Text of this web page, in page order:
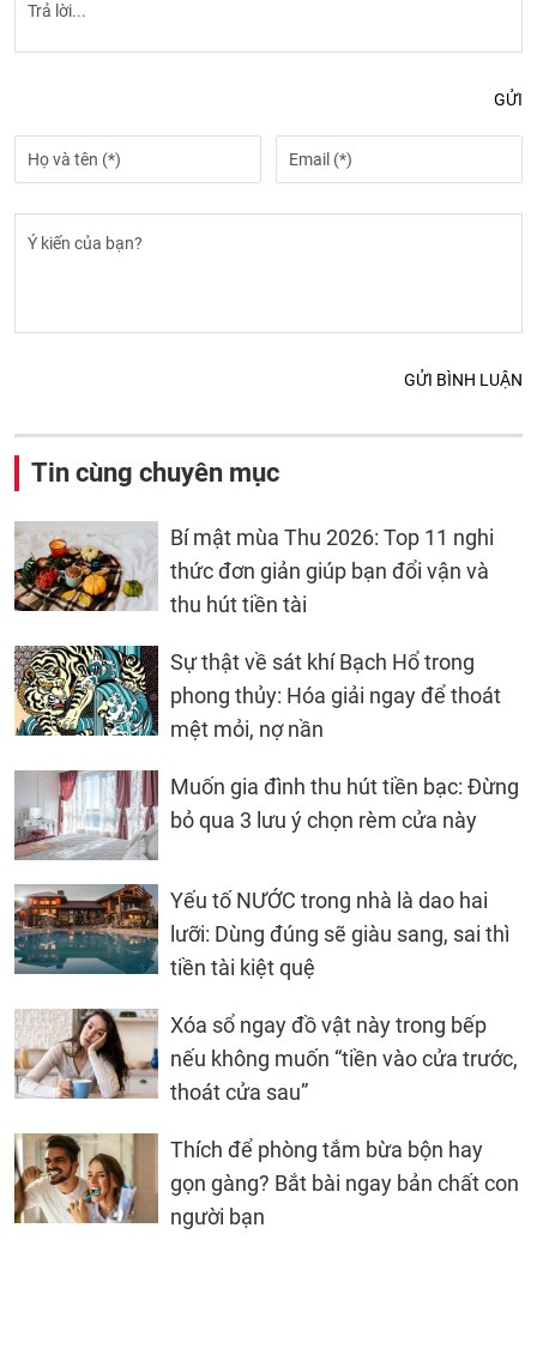
GỬI
GỬI BÌNH LUẬN
Tin cùng chuyên mục
Bí mật mùa Thu 2026: Top 11 nghi
thức đơn giản giúp bạn đổi vận và
thu hút tiền tài
Sự thật về sát khí Bạch Hổ trong
phong thủy: Hóa giải ngay để thoát
mệt mỏi, nợ nần
Muốn gia đình thu hút tiền bạc: Đừng
bỏ qua 3 lưu ý chọn rèm cửa này
Yếu tố NƯỚC trong nhà là dao hai
lưỡi: Dùng đúng sẽ giàu sang, sai thì
tiền tài kiệt quệ
Xóa sổ ngay đồ vật này trong bếp
nếu không muốn “tiền vào cửa trước,
thoát cửa sau”
Thích để phòng tắm bừa bộn hay
gọn gàng? Bắt bài ngay bản chất con
người bạn